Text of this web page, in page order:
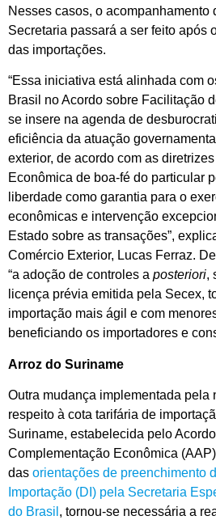
Nesses casos, o acompanhamento
Secretaria passará a ser feito após
das importações.
“Essa iniciativa está alinhada com
Brasil no Acordo sobre Facilitação
se insere na agenda de
eficiência da atuação
exterior, de acordo com as
Econômica de boa-fé do particular
liberdade como garantia para o
econômicas e intervenção
Estado sobre as transações”,
Comércio Exterior, Lucas Ferraz.
“a adoção de controles a posteriori,
licença prévia emitida pela Secex,
importação mais ágil e com
beneficiando os importadores e
Arroz do Suriname
Outra mudança implementada pela
respeito à cota tarifária de
Suriname, estabelecida pelo
Complementação Econômica
das orientações de preenchimento
Importação (DI) pela Secretaria
do Brasil , tornou-se necessária a